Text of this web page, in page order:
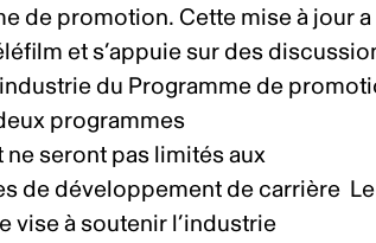
de promotion. Cette mise à jour a
et s’appuie sur des
du Programme de
programmes
seront pas limités aux
de développement de carrière Le
vise à soutenir l’industrie